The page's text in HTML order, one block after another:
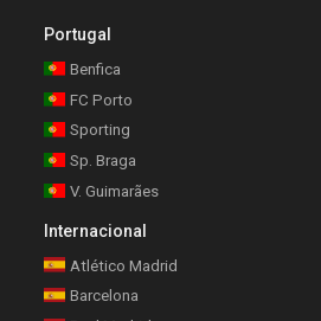
Portugal
Benfica
FC Porto
Sporting
Sp. Braga
V. Guimarães
Internacional
Atlético Madrid
Barcelona